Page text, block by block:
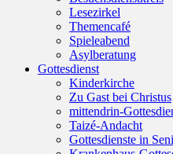
Lesezirkel
Themencafé
Spieleabend
Asylberatung
Gottesdienst
Kinderkirche
Zu Gast bei Christus
mittendrin-
Taizé-Andacht
Gottesdienste in